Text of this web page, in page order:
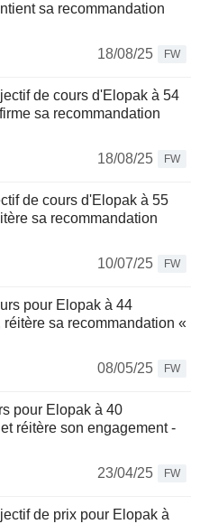
sa recommandation
18/08/25
FW
de cours d'Elopak à 54
sa recommandation
18/08/25
FW
de cours d'Elopak à 55
sa recommandation
10/07/25
FW
pour Elopak à 44
sa recommandation «
08/05/25
FW
pour Elopak à 40
réitère son engagement -
23/04/25
FW
de prix pour Elopak à